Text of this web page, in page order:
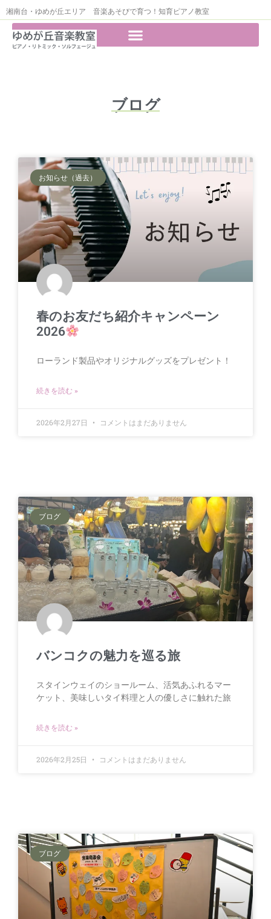
湘南台・ゆめが丘エリア 音楽あそびで育つ！知育ピアノ教室
ブログ
お知らせ（過去）
春のお友だち紹介キャンペーン
2026
ローランド製品やオリジナルグッズをプレゼント！
続きを読む »
2026年2月27日 コメントはまだありません
ブログ
バンコクの魅力を巡る旅
スタインウェイのショールーム、活気あふれるマー
ケット、美味しいタイ料理と人の優しさに触れた旅
続きを読む »
2026年2月25日 コメントはまだありません
ブログ